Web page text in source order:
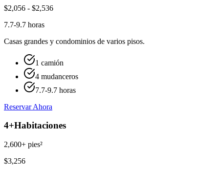
$2,056 - $2,536
7.7-9.7 horas
Casas grandes y condominios de varios pisos.
1 camión
4 mudanceros
7.7-9.7 horas
Reservar Ahora
4+Habitaciones
2,600+ pies²
$3,256